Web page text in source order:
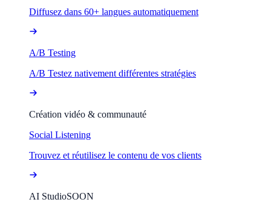
Diffusez dans 60+ langues automatiquement
A/B Testing
A/B Testez nativement différentes stratégies
Création vidéo & communauté
Social Listening
Trouvez et réutilisez le contenu de vos clients
AI StudioSOON